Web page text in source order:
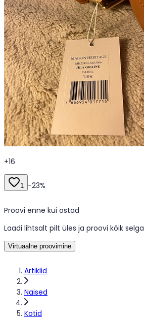
Artiklid
Naised
Kotid
+16
1 -23%
Proovi enne kui ostad
Laadi lihtsalt pilt üles ja proovi kõik selga
Virtuaalne proovimine